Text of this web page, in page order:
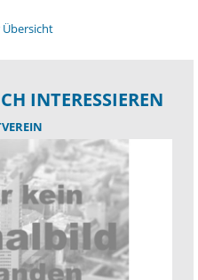
INTERESSIEREN